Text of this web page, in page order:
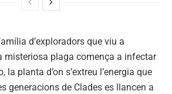
d’exploradors que viu a
misteriosa plaga comença a infectar
la planta d’on s’extreu l’energia que
generacions de Clades es llancen a